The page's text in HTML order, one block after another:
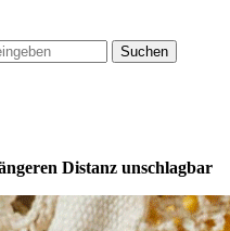
Suchen
Distanz unschlagbar